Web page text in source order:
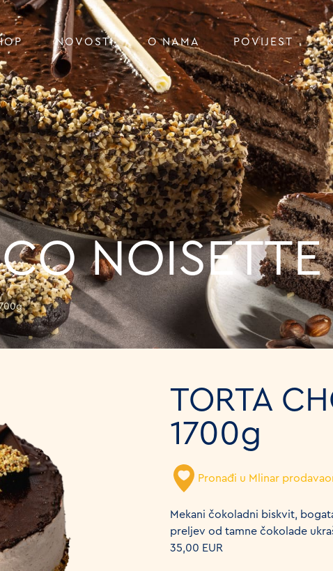
NOVOSTI O NAMA POVIJEST
TORTA
1700g
Pronađi u Mlinar
Mekani čokoladni biskvit,
preljev od tamne čokolade
35,00 EUR